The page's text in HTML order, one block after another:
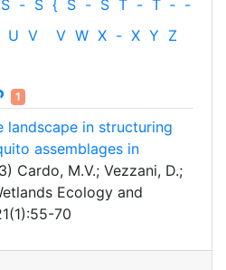
S - S { S - S T - T ‐ -
U V V W X - X Y Z
1
landscape in structuring
assemblages in
Cardo, M.V.; Vezzani, D.;
Ecology and
70